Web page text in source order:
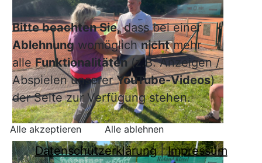
Bitte beachten Sie,dass bei einer
Ablehnungwomöglichnichtmehr
alleFunktionalitäten(z.B. Anzeigen /
Abspielen unsererYouTube-Videos)
der Seite zur Verfügung stehen.
Alle akzeptieren Alle ablehnen
Datenschutzerklärung|Impressum